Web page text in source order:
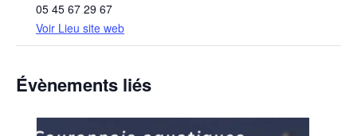
05 45 67 29 67
Voir Lieu site web
Évènements liés